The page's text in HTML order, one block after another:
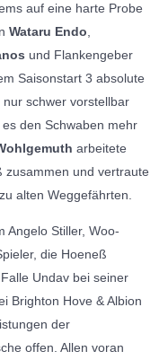
auf eine harte Probe
Wataru Endo,
und Flankengeber
Saisonstart 3 absolute
schwer vorstellbar
den Schwaben mehr
arbeitete
zusammen und vertraute
alten Weggefährten.
Angelo Stiller, Woo-
die Hoeneß
Undav bei seiner
Brighton Hove & Albion
der
offen. Allen voran